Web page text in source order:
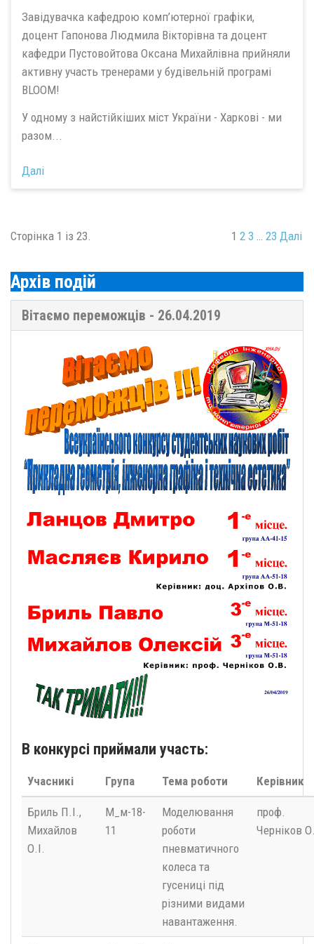
Завідувачка кафедрою комп’ютерної графіки,
доцент Гапонова Людмила Вікторівна та доцент
кафедри Пустовойтова Оксана Михайлівна прийняли
активну участь тренерами у будівельній програмі
BLOOM!
У одному з найстійкіших міст України - Харкові - ми
разом...
Далі
Сторінка 1 із 23. 1 2 3 … 23 Далі
Архів подій
Вітаємо переможців - 26.04.2019
В конкурсі приймали участь:
Учасникі Група Тема роботи Керівник
Бриль П.І.,
Михайлов
О.І.
М_м-18-
11
Моделювання
роботи
пневматичного
колеса та
гусениці під
різними видами
навантаження.
проф.
Черніков